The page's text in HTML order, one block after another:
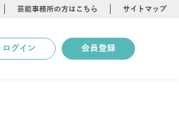
芸能事務所の方はこちら サイトマップ
ログイン 会員登録